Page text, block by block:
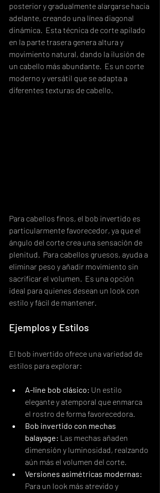
posterior y gradualmente alargarse hacia
adelante, creando una línea diagonal
dinámica.  Esta técnica de corte apilado
en la parte trasera genera altura y
movimiento natural, dando la ilusión de
un cabello más abundante.  Es un corte
moderno y versátil que se adapta a
diferentes texturas de cabello.
Para cabellos finos, el bob invertido es
particularmente favorecedor, ya que el
ángulo del corte crea una sensación de
plenitud.  Para cabellos gruesos, ayuda a
eliminar peso y añadir movimiento sin
sacrificar el volumen.  Es una opción
ideal para quienes desean un look con
estilo y fácil de mantener.
Ejemplos y Estilos
El bob invertido ofrece una variedad de
estilos para explorar:
A-line bob clásico: Un estilo
elegante y atemporal que enmarca
el rostro de forma favorecedora.
Bob invertido con mechas
balayage: Las mechas añaden
dimensión y luminosidad, realzando
aún más el volumen del corte.
Versiones asimétricas modernas:
Para un look más atrevido y